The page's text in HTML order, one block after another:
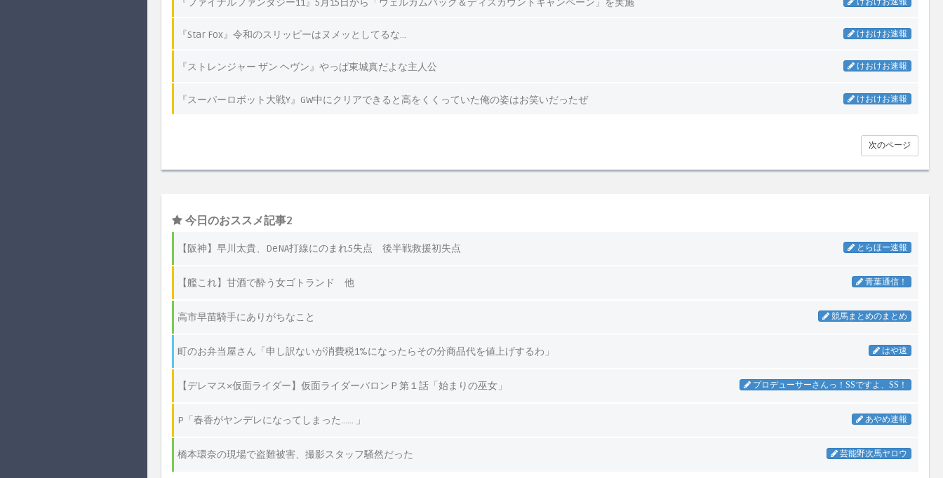
『ファイナルファンタジー11』5月15日から「ウェルカムバック＆ディスカウントキャンペーン」を実施
『Star Fox』令和のスリッピーはヌメッとしてるな… けおけお速報
『ストレンジャー ザン ヘヴン』やっぱ東城真だよな主人公 けおけお速報
『スーパーロボット大戦Y』GW中にクリアできると高をくくっていた俺の姿はお笑いだったぜ けおけお速報
次のページ